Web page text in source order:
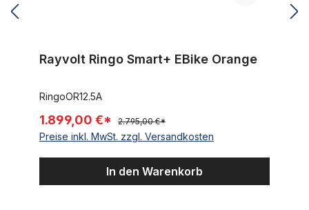
Rayvolt Ringo Smart+ EBike Orange
RingoOR12.5A
1.899,00 €* 2.795,00 €*
Preise inkl. MwSt. zzgl. Versandkosten
In den Warenkorb